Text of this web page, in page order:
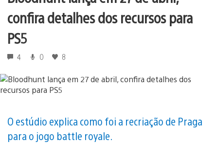
confira detalhes dos recursos para
PS5
4 0 8
O estúdio explica como foi a recriação de Praga
para o jogo battle royale.